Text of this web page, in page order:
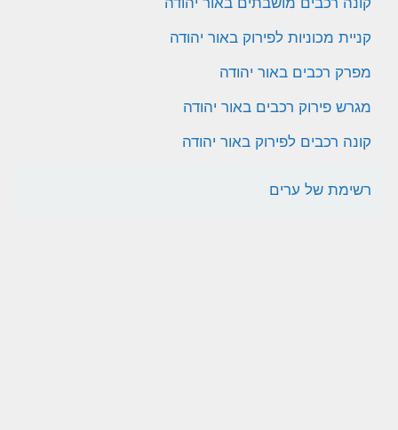
קניית מכוניות לפירוק באור יהודה
מפרק רכבים באור יהודה
מגרש פירוק רכבים באור יהודה
קונה רכבים לפירוק באור יהודה
רשימת של ערים